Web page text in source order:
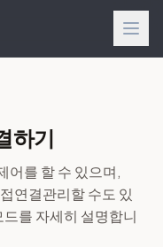
하기
어를 할 수 있으며,
연결관리할 수도 있
를 자세히 설명합니